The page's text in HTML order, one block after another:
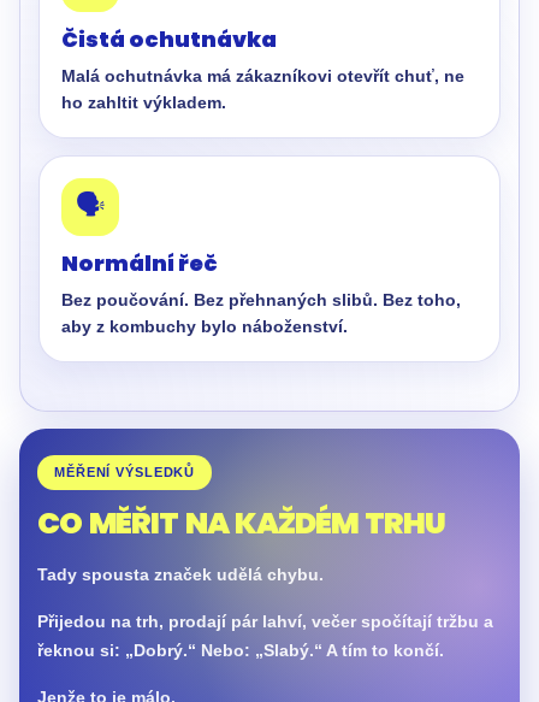
Čistá ochutnávka
Malá ochutnávka má zákazníkovi otevřít chuť, ne
ho zahltit výkladem.
🗣️
Normální řeč
Bez poučování. Bez přehnaných slibů. Bez toho,
aby z kombuchy bylo náboženství.
MĚŘENÍ VÝSLEDKŮ
CO MĚŘIT NA KAŽDÉM TRHU
Tady spousta značek udělá chybu.
Přijedou na trh, prodají pár lahví, večer spočítají tržbu a
řeknou si: „Dobrý.“ Nebo: „Slabý.“ A tím to končí.
Jenže to je málo.